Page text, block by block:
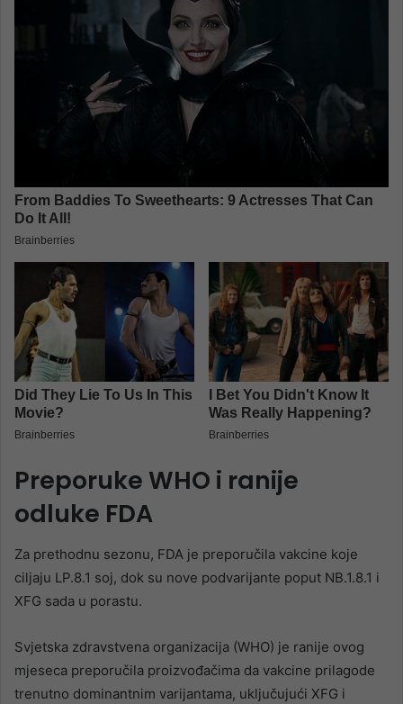
Preporuke WHO i ranije
odluke FDA
Za prethodnu sezonu, FDA je preporučila vakcine koje
ciljaju LP.8.1 soj, dok su nove podvarijante poput NB.1.8.1 i
XFG sada u porastu.
Svjetska zdravstvena organizacija (WHO) je ranije ovog
mjeseca preporučila proizvođačima da vakcine prilagode
trenutno dominantnim varijantama, uključujući XFG i